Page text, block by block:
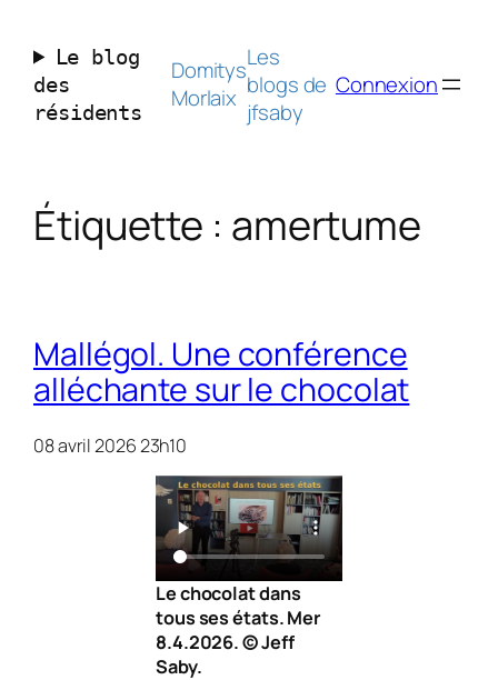
contenuLe blog
des
résidents
Domitys
Morlaix
Les
blogs de
jfsaby
Connexion
Étiquette : amertume
Mallégol. Une conférence
alléchante sur le chocolat
08 avril 2026 23h10
Le chocolat dans
tous ses états. Mer
8.4.2026. © Jeff
Saby.